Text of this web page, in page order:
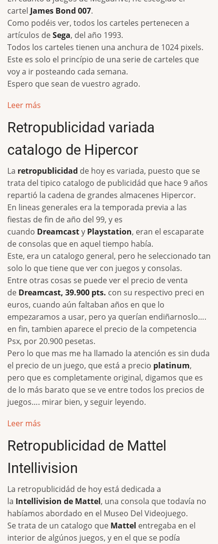
cartel James Bond 007.
Como podéis ver, todos los carteles pertenecen a
artículos deSega, del año 1993.
Todos los carteles tienen una anchura de 1024 pixels.
Este es solo el princípio de una serie de carteles que
voy a ir posteando cada semana.
Espero que sean de vuestro agrado.
Leer más
Retropublicidad variada
catalogo de Hipercor
La retropublicidad de hoy es variada, puesto que se
trata del tipico catalogo de publicidád que hace 9 años
repartió la cadena de grandes almacenes Hipercor.
En lineas generales era la temporada previa a las
fiestas de fin de año del 99, y es
cuando Dreamcasty Playstation, eran el escaparate
de consolas que en aquel tiempo había.
Este, era un catalogo general, pero he seleccionado tan
solo lo que tiene que ver con juegos y consolas.
Entre otras cosas se puede ver el precio de venta
de Dreamcast, 39.900 pts. con su respectivo preci en
euros, cuando aún faltaban años en que lo
empezaramos a usar, pero ya querían endiñarnoslo….
en fin, tambien aparece el precio de la competencia
Psx, por 20.900 pesetas.
Pero lo que mas me ha llamado la atención es sin duda
el precio de un juego, que está a precio platinum,
pero que es completamente original, digamos que es
de lo más barato que se ve entre todos los precios de
juegos…. mirar bien, y seguir leyendo.
Leer más
Retropublicidad de Mattel
Intellivision
La retropublicidád de hoy está dedicada a
la Intellivision de Mattel, una consola que todavía no
habíamos abordado en el Museo Del Videojuego.
Se trata de un catalogo que Mattel entregaba en el
interior de algúnos juegos, y en el que se podía